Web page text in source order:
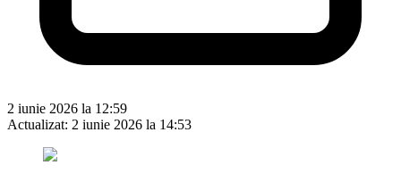
2 iunie 2026 la 12:59
Actualizat: 2 iunie 2026 la 14:53